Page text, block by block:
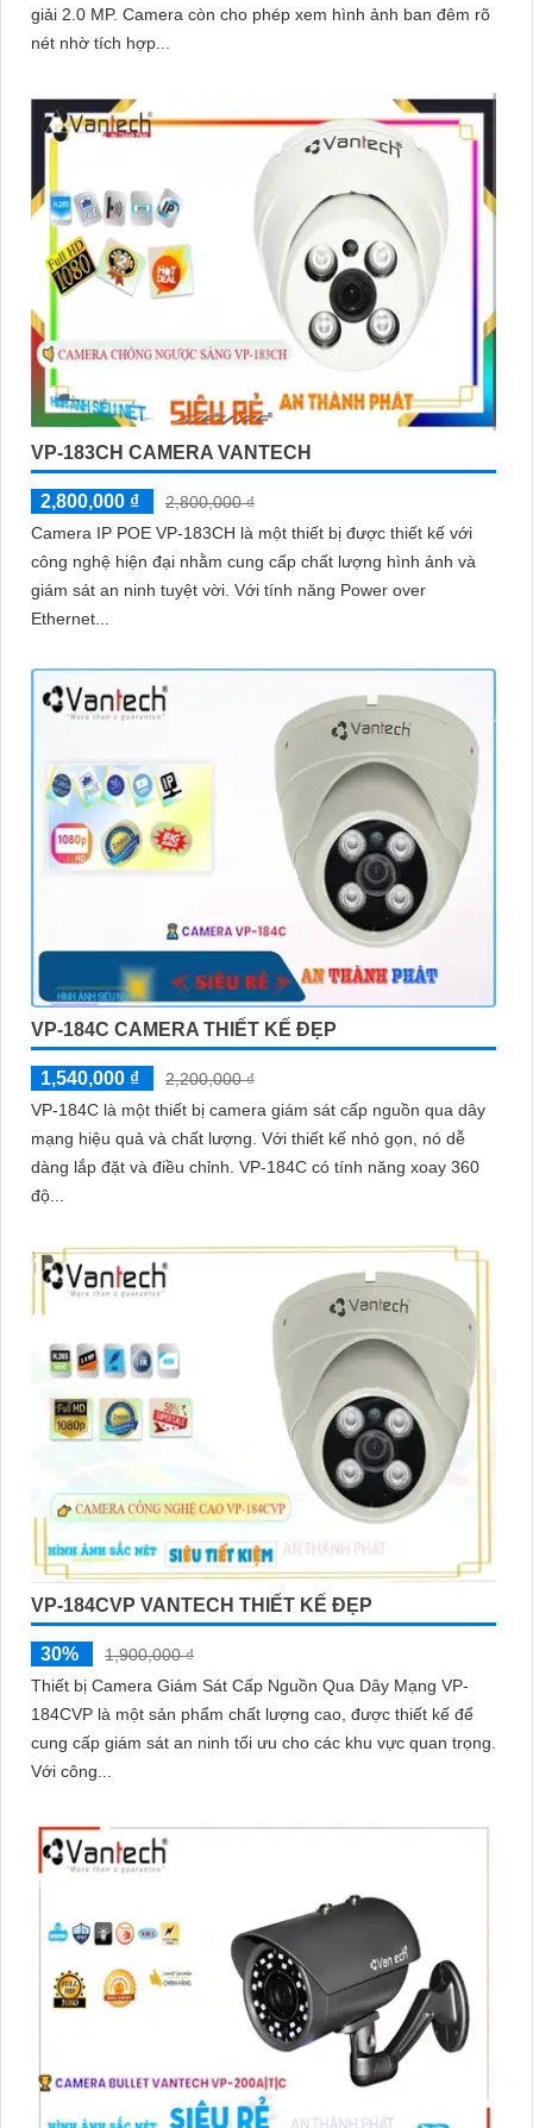
giải 2.0 MP. Camera còn cho phép xem hình ảnh ban đêm rõ
nét nhờ tích hợp...
VP-183CH CAMERA VANTECH
2,800,000 ₫
2,800,000 ₫
Camera IP POE VP-183CH là một thiết bị được thiết kế với
công nghệ hiện đại nhằm cung cấp chất lượng hình ảnh và
giám sát an ninh tuyệt vời. Với tính năng Power over
Ethernet...
VP-184C CAMERA THIẾT KẾ ĐẸP
1,540,000 ₫
2,200,000 ₫
VP-184C là một thiết bị camera giám sát cấp nguồn qua dây
mạng hiệu quả và chất lượng. Với thiết kế nhỏ gọn, nó dễ
dàng lắp đặt và điều chỉnh. VP-184C có tính năng xoay 360
độ...
VP-184CVP VANTECH THIẾT KẾ ĐẸP
30%
1,900,000 ₫
Thiết bị Camera Giám Sát Cấp Nguồn Qua Dây Mạng VP-
184CVP là một sản phẩm chất lượng cao, được thiết kế để
cung cấp giám sát an ninh tối ưu cho các khu vực quan trọng.
Với công...